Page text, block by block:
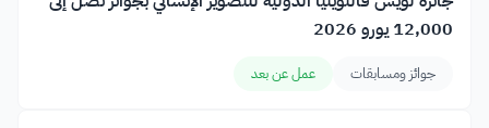
12,000 يورو 2026
جوائز ومسابقات عمل عن بعد